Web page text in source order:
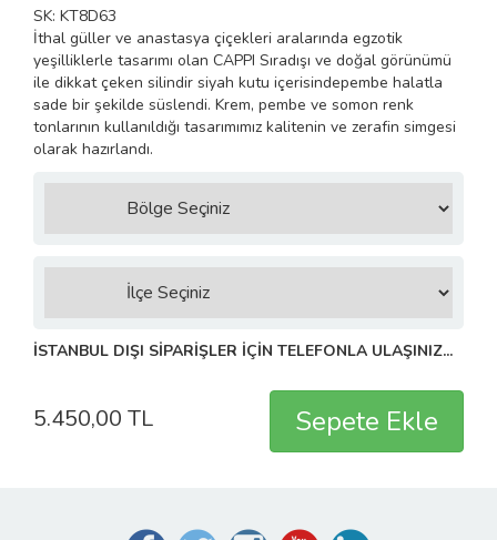
SK: KT8D63
İthal güller ve anastasya çiçekleri aralarında egzotik
yeşilliklerle tasarımı olan CAPPI Sıradışı ve doğal görünümü
ile dikkat çeken silindir siyah kutu içerisindepembe halatla
sade bir şekilde süslendi. Krem, pembe ve somon renk
tonlarının kullanıldığı tasarımımız kalitenin ve zerafin simgesi
olarak hazırlandı.
İSTANBUL DIŞI SİPARİŞLER İÇİN TELEFONLA ULAŞINIZ...
5.450,00 TL